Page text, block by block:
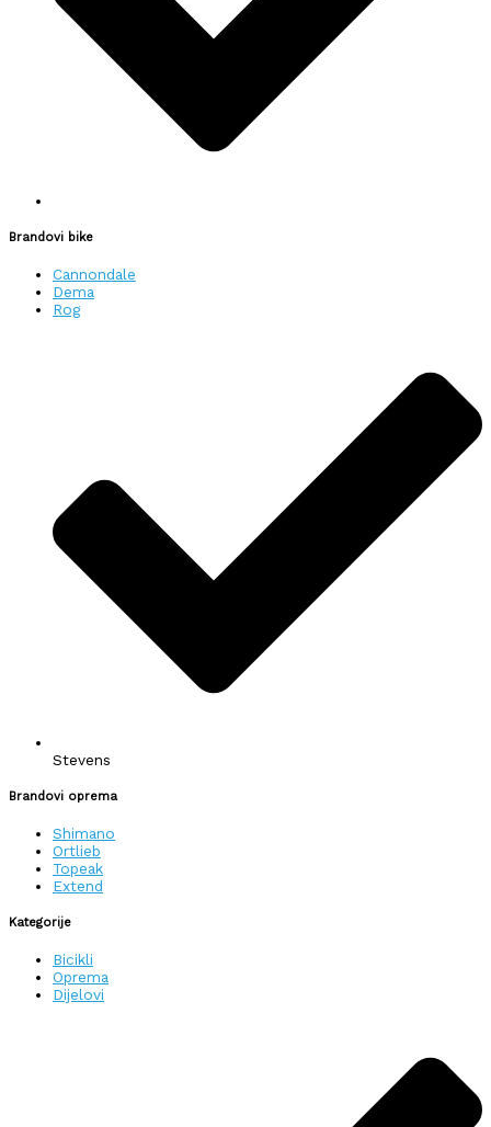
Brandovi bike
Cannondale
Dema
Rog
Stevens
Brandovi oprema
Shimano
Ortlieb
Topeak
Extend
Kategorije
Bicikli
Oprema
Dijelovi